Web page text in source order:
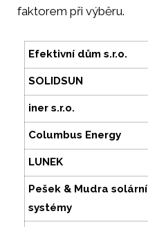
faktorem při výběru.
Efektivní dům s.r.o.
SOLIDSUN
iner s.r.o.
Columbus Energy
LUNEK
Pešek & Mudra solární
systémy